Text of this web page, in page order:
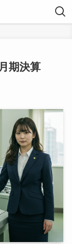
期決算